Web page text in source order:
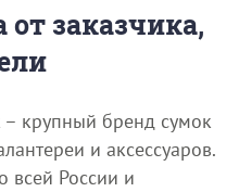
от заказчика,
– крупный бренд сумок
и аксессуаров.
всей России и